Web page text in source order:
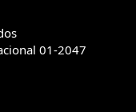
(1) ,
01-2047